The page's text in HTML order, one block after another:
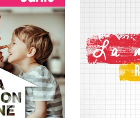
S12E142: L'actu auto du 20 juillet 2020
S12E140: L'actu auto du 17 juillet 2020
00:04:05 - IL Y A 6 ANS
S12E139: L'actu auto du 16 juillet 2020